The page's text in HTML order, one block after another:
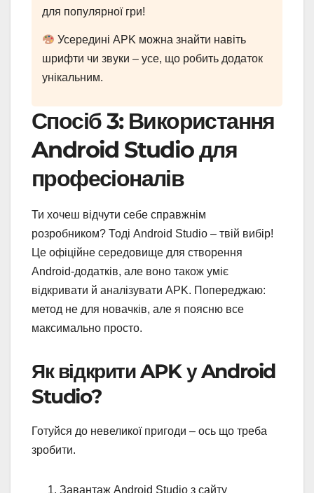
для популярної гри!
Усередині APK можна знайти навіть
шрифти чи звуки – усе, що робить додаток
унікальним.
Спосіб 3: Використання
Android Studio для
професіоналів
Ти хочеш відчути себе справжнім
розробником? Тоді Android Studio – твій вибір!
Це офіційне середовище для створення
Android-додатків, але воно також уміє
відкривати й аналізувати APK. Попереджаю:
метод не для новачків, але я поясню все
максимально просто.
Як відкрити APK у Android
Studio?
Готуйся до невеликої пригоди – ось що треба
зробити.
Завантаж Android Studio з сайту